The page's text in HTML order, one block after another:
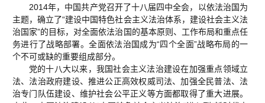
2014年，中国共产党召开了十八届四中全会，以依法治国为
主题，确立了“建设中国特色社会主义法治体系，建设社会主义法
治国家”的目标，对全面依法治国的基本原则、工作布局和重点任
务进行了战略部署。全面依法治国成为“四个全面”战略布局的一
个不可或缺的重要组成部分。
党的十八大以来，我国社会主义法治建设在加强重点领域立
法、法治政府建设、推进公正高效权威司法、加强全民普法、法
治专门队伍建设、维护社会公平正义等方面都取得了重大进展。